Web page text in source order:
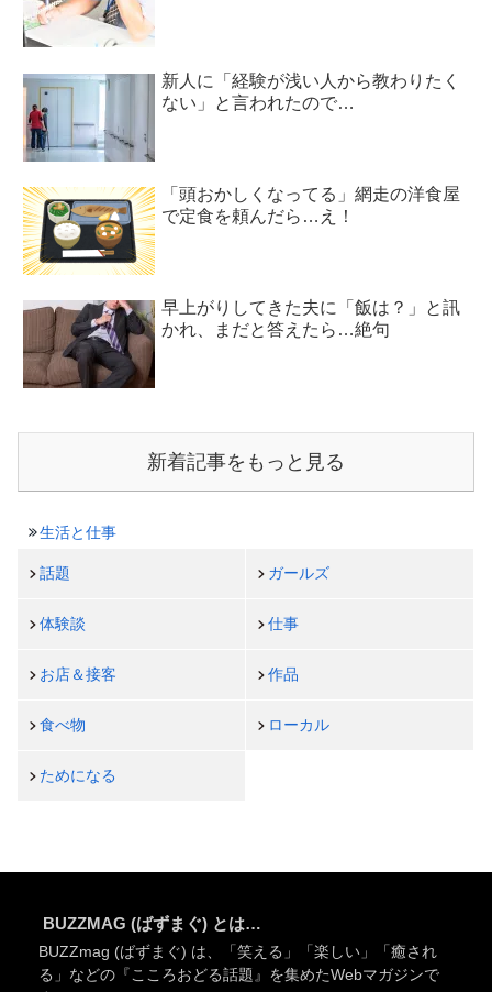
新人に「経験が浅い人から教わりたく
ない」と言われたので…
「頭おかしくなってる」網走の洋食屋
で定食を頼んだら…え！
早上がりしてきた夫に「飯は？」と訊
かれ、まだと答えたら…絶句
新着記事をもっと見る
生活と仕事
話題 ガールズ
体験談 仕事
お店＆接客 作品
食べ物 ローカル
ためになる
BUZZMAG (ばずまぐ) とは…
BUZZmag (ばずまぐ) は、「笑える」「楽しい」「癒され
る」などの『こころおどる話題』を集めたWebマガジンで